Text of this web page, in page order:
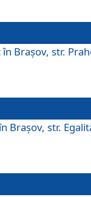
Braşov, str.
Braşov, str.